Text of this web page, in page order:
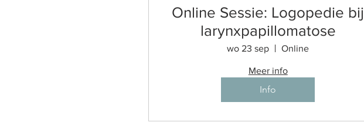
Online Sessie: Logopedie bij
larynxpapillomatose
wo 23 sep Online
Meer info
Info